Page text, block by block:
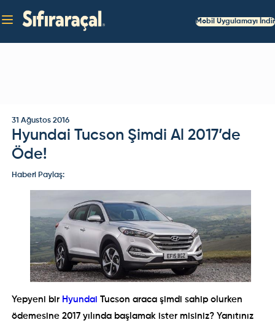
Mobil Uygulamayı İndir
31 Ağustos 2016
Hyundai Tucson Şimdi Al 2017’de
Öde!
Haberi Paylaş:
Yepyeni bir Hyundai
Tucson araca şimdi sahip olurken
ödemesine 2017 yılında başlamak ister misiniz? Yanıtınız